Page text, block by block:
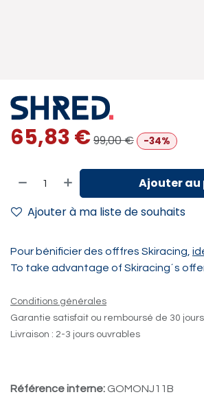
65,83€99,00€ -34%
Ajouter au
Ajouter à ma liste de souhaits
Pour bénificier des offfres Skiracing,
To take advantage of Skiracing´s
Conditions générales
Garantie satisfait ou remboursé de 30 jours
Livraison : 2-3 jours ouvrables
Référence interne: GOMONJ11B